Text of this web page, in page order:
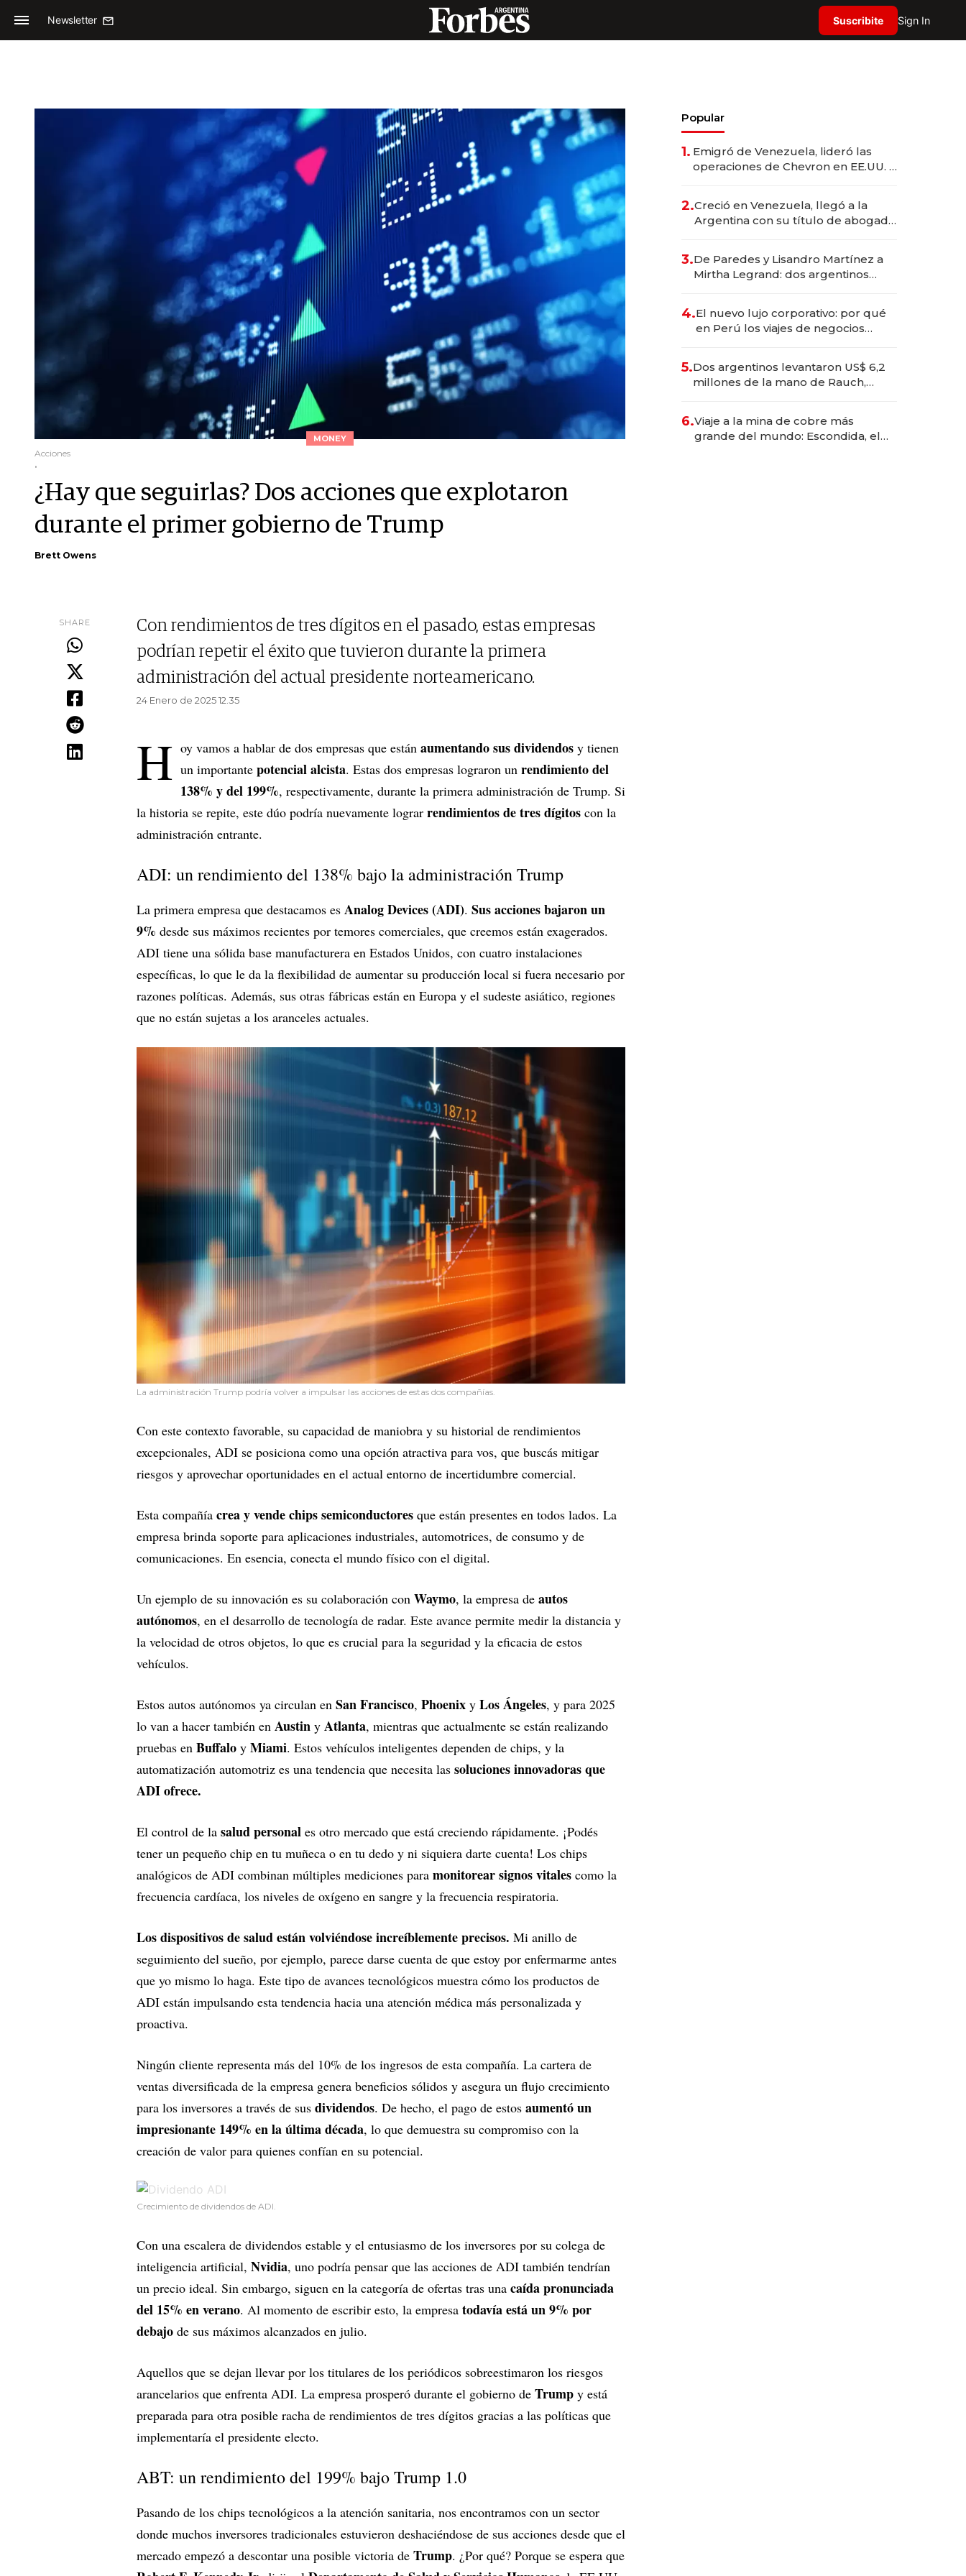
Newsletter Suscribite Sign In
MONEY
Acciones
.
¿Hay que seguirlas? Dos acciones que explotaron
durante el primer gobierno de Trump
Brett Owens
SHARE
Con rendimientos de tres dígitos en el pasado, estas empresas
podrían repetir el éxito que tuvieron durante la primera
administración del actual presidente norteamericano.
24 Enero de 2025 12.35
H oy vamos a hablar de dos empresas que están aumentando sus dividendos y tienen
un importante potencial alcista. Estas dos empresas lograron un rendimiento del
138% y del 199%, respectivamente, durante la primera administración de Trump. Si
la historia se repite, este dúo podría nuevamente lograr rendimientos de tres dígitos con la
administración entrante.
ADI: un rendimiento del 138% bajo la administración Trump
La primera empresa que destacamos es Analog Devices (ADI). Sus acciones bajaron un
9% desde sus máximos recientes por temores comerciales, que creemos están exagerados.
ADI tiene una sólida base manufacturera en Estados Unidos, con cuatro instalaciones
específicas, lo que le da la flexibilidad de aumentar su producción local si fuera necesario por
razones políticas. Además, sus otras fábricas están en Europa y el sudeste asiático, regiones
que no están sujetas a los aranceles actuales.
La administración Trump podría volver a impulsar las acciones de estas dos compañías.
Con este contexto favorable, su capacidad de maniobra y su historial de rendimientos
excepcionales, ADI se posiciona como una opción atractiva para vos, que buscás mitigar
riesgos y aprovechar oportunidades en el actual entorno de incertidumbre comercial.
Esta compañía crea y vende chips semiconductores que están presentes en todos lados. La
empresa brinda soporte para aplicaciones industriales, automotrices, de consumo y de
comunicaciones. En esencia, conecta el mundo físico con el digital.
Un ejemplo de su innovación es su colaboración con Waymo, la empresa de autos
autónomos, en el desarrollo de tecnología de radar. Este avance permite medir la distancia y
la velocidad de otros objetos, lo que es crucial para la seguridad y la eficacia de estos
vehículos.
Estos autos autónomos ya circulan en San Francisco, Phoenix y Los Ángeles, y para 2025
lo van a hacer también en Austin y Atlanta, mientras que actualmente se están realizando
pruebas en Buffalo y Miami. Estos vehículos inteligentes dependen de chips, y la
automatización automotriz es una tendencia que necesita las soluciones innovadoras que
ADI ofrece.
El control de la salud personal es otro mercado que está creciendo rápidamente. ¡Podés
tener un pequeño chip en tu muñeca o en tu dedo y ni siquiera darte cuenta! Los chips
analógicos de ADI combinan múltiples mediciones para monitorear signos vitales como la
frecuencia cardíaca, los niveles de oxígeno en sangre y la frecuencia respiratoria.
Los dispositivos de salud están volviéndose increíblemente precisos. Mi anillo de
seguimiento del sueño, por ejemplo, parece darse cuenta de que estoy por enfermarme antes
que yo mismo lo haga. Este tipo de avances tecnológicos muestra cómo los productos de
ADI están impulsando esta tendencia hacia una atención médica más personalizada y
proactiva.
Ningún cliente representa más del 10% de los ingresos de esta compañía. La cartera de
ventas diversificada de la empresa genera beneficios sólidos y asegura un flujo crecimiento
para los inversores a través de sus dividendos. De hecho, el pago de estos aumentó un
impresionante 149% en la última década, lo que demuestra su compromiso con la
creación de valor para quienes confían en su potencial.
Crecimiento de dividendos de ADI.
Con una escalera de dividendos estable y el entusiasmo de los inversores por su colega de
inteligencia artificial, Nvidia, uno podría pensar que las acciones de ADI también tendrían
un precio ideal. Sin embargo, siguen en la categoría de ofertas tras una caída pronunciada
del 15% en verano. Al momento de escribir esto, la empresa todavía está un 9% por
debajo de sus máximos alcanzados en julio.
Aquellos que se dejan llevar por los titulares de los periódicos sobreestimaron los riesgos
arancelarios que enfrenta ADI. La empresa prosperó durante el gobierno de Trump y está
preparada para otra posible racha de rendimientos de tres dígitos gracias a las políticas que
implementaría el presidente electo.
ABT: un rendimiento del 199% bajo Trump 1.0
Pasando de los chips tecnológicos a la atención sanitaria, nos encontramos con un sector
donde muchos inversores tradicionales estuvieron deshaciéndose de sus acciones desde que el
mercado empezó a descontar una posible victoria de Trump. ¿Por qué? Porque se espera que
Popular
1. Emigró de Venezuela, lideró las
operaciones de Chevron en EE.UU. y
2.Creció en Venezuela, llegó a la
Argentina con su título de abogado
marcas "fast premium"
3.De Paredes y Lisandro Martínez a
Mirtha Legrand: dos argentinos
4.El nuevo lujo corporativo: por qué
en Perú los viajes de negocios
transformadoras
5.Dos argentinos levantaron US$ 6,2
millones de la mano de Rauch,
6.Viaje a la mina de cobre más
grande del mundo: Escondida, el